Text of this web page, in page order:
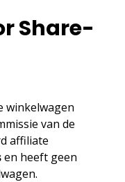
Share-
winkelwagen
van de
affiliate
en heeft geen